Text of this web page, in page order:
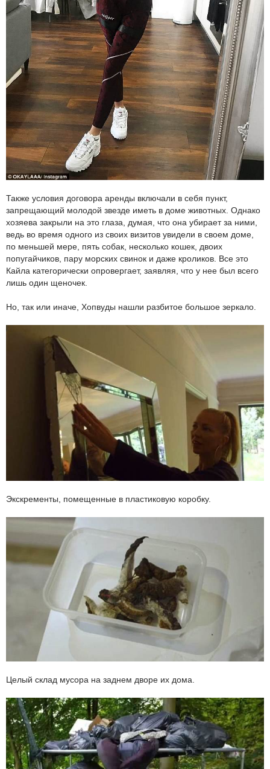
Также условия договора аренды включали в себя пункт,
запрещающий молодой звезде иметь в доме животных. Однако
хозяева закрыли на это глаза, думая, что она убирает за ними,
ведь во время одного из своих визитов увидели в своем доме,
по меньшей мере, пять собак, несколько кошек, двоих
попугайчиков, пару морских свинок и даже кроликов. Все это
Кайла категорически опровергает, заявляя, что у нее был всего
лишь один щеночек.
Но, так или иначе, Хопвуды нашли разбитое большое зеркало.
Экскременты, помещенные в пластиковую коробку.
Целый склад мусора на заднем дворе их дома.